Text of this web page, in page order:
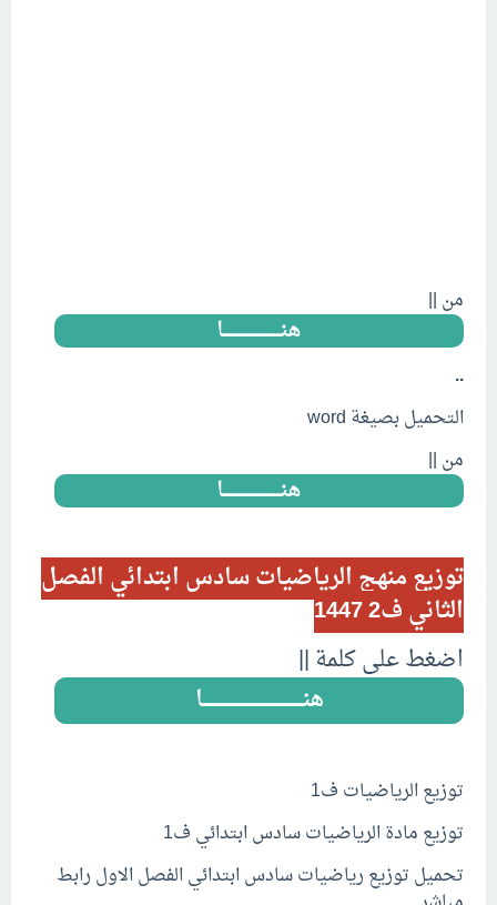
من ||
هنــــــــــــــــــــــــــا
..
التحميل بصيغة word
من ||
هنــــــــــــــــــــــــــا
توزيع منهج الرياضيات سادس ابتدائي الفصل
الثاني ف2 1447
اضغط على كلمة ||
هنـــــــــــــــــــــــــــــــــــــــــــــا
توزيع الرياضيات ف1
توزيع مادة الرياضيات سادس ابتدائي ف1
تحميل توزيع رياضيات سادس ابتدائي الفصل الاول رابط